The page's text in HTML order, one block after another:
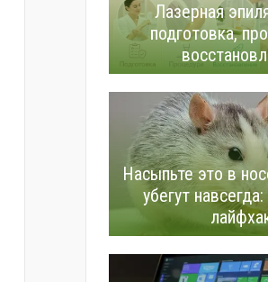
Лазерная
подготовка,
Насыпьте это в
убегут